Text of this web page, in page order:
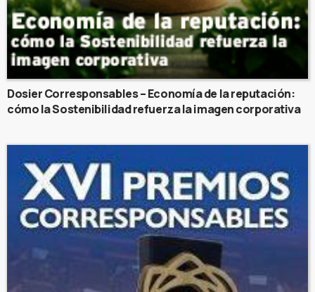
Dosier Corresponsables – Economía de la reputación:
cómo la Sostenibilidad refuerza la imagen corporativa